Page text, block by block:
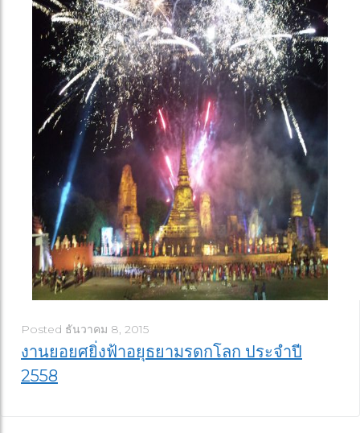
Posted ธันวาคม 8, 2015
งานยอยศยิ่งฟ้าอยุธยามรดกโลก ประจำปี
2558